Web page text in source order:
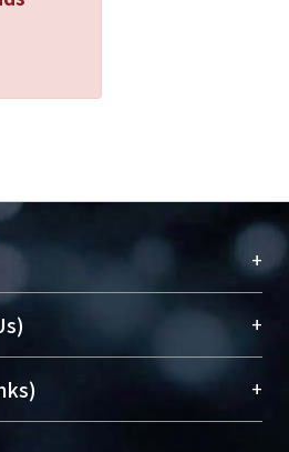
+
之列，為永久珍藏及向國際
果及學術能量，圖書館整合
術庫（AH）不同功能平
NTU scholars。期能整合研
+
(Medical Library)
+